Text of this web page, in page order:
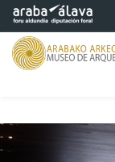
Saltar al